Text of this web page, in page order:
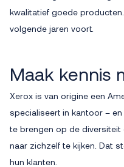
kwalitatief goede
volgende jaren voort.
Maak kennis
Xerox is van origine een
specialiseert in kantoor –
te brengen op de diversiteit
naar zichzelf te kijken. Dat
hun klanten.